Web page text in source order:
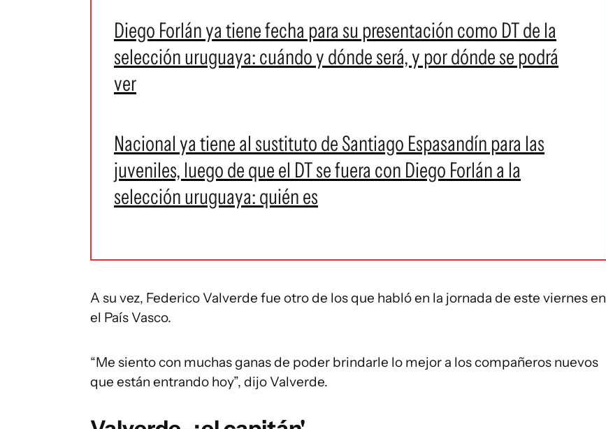
Diego Forlán ya tiene fecha para su presentación como DT de la
selección uruguaya: cuándo y dónde será, y por dónde se podrá
ver
Nacional ya tiene al sustituto de Santiago Espasandín para las
juveniles, luego de que el DT se fuera con Diego Forlán a la
selección uruguaya: quién es
A su vez, Federico Valverde fue otro de los que habló en la jornada de este viernes en
el País Vasco.
“Me siento con muchas ganas de poder brindarle lo mejor a los compañeros nuevos
que están entrando hoy”, dijo Valverde.